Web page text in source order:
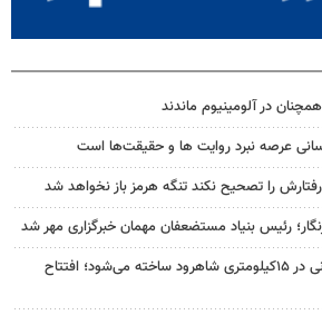
در آلومینیوم ماندند
عرصه نبرد روایت ها و حقیقت‌ها است
رفتارش را تصحیح نکند تنگه هرمز باز نخواهد شد
رئیس بنیاد مستضعفان مهمان خبرگزاری مهر شد
یک شهرک مسکونی در ۱۵کیلومتری شاهرود ساخته می‌شود؛ افتتاح